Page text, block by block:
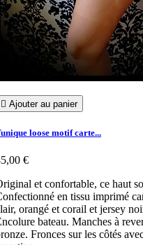
 Ajouter au panier
loose motif carte...
€
et confortable, ce haut
en tissu imprimé
orangé et corail et jersey
bateau. Manches à
Fronces sur les côtés